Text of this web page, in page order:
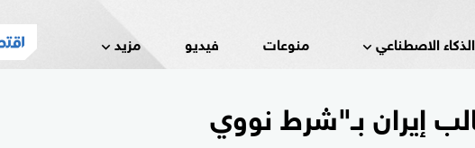
الذكاء الاصطناعي منوعات فيديو مزيد
إيران بـ"شرط نووي